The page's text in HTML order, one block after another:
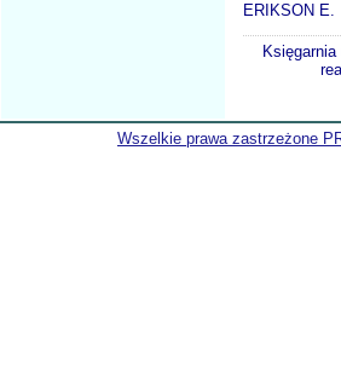
ERIKSON E.
Wszelkie prawa zastrzeżone